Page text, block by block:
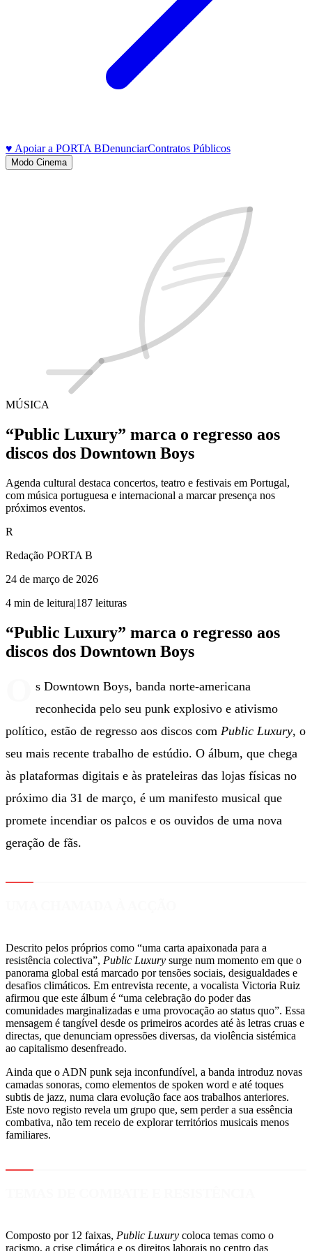
♥ Apoiar a PORTA BDenunciarContratos Públicos
Modo Cinema
MÚSICA
“Public Luxury” marca o regresso aos
discos dos Downtown Boys
Agenda cultural destaca concertos, teatro e festivais em Portugal,
com música portuguesa e internacional a marcar presença nos
próximos eventos.
R
Redação PORTA B
24 de março de 2026
4 min de leitura|187 leituras
“Public Luxury” marca o regresso aos
discos dos Downtown Boys
s Downtown Boys, banda norte-americana
reconhecida pelo seu punk explosivo e ativismo
político, estão de regresso aos discos com Public Luxury, o
seu mais recente trabalho de estúdio. O álbum, que chega
às plataformas digitais e às prateleiras das lojas físicas no
próximo dia 31 de março, é um manifesto musical que
promete incendiar os palcos e os ouvidos de uma nova
geração de fãs.
Descrito pelos próprios como “uma carta apaixonada para a
resistência colectiva”, Public Luxury surge num momento em que o
panorama global está marcado por tensões sociais, desigualdades e
desafios climáticos. Em entrevista recente, a vocalista Victoria Ruiz
afirmou que este álbum é “uma celebração do poder das
comunidades marginalizadas e uma provocação ao status quo”. Essa
mensagem é tangível desde os primeiros acordes até às letras cruas e
directas, que denunciam opressões diversas, da violência sistémica
ao capitalismo desenfreado.
Ainda que o ADN punk seja inconfundível, a banda introduz novas
camadas sonoras, como elementos de spoken word e até toques
subtis de jazz, numa clara evolução face aos trabalhos anteriores.
Este novo registo revela um grupo que, sem perder a sua essência
combativa, não tem receio de explorar territórios musicais menos
familiares.
Composto por 12 faixas, Public Luxury coloca temas como o
racismo, a crise climática e os direitos laborais no centro das